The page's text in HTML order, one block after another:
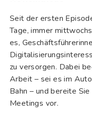
Seit der ersten
Tage, immer
es,
zu versorgen. Dabei
Arbeit – sei es im
Bahn – und bereite
Meetings vor.